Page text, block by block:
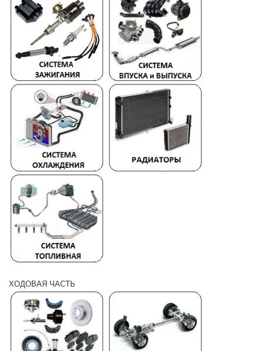
ХОДОВАЯ ЧАСТЬ